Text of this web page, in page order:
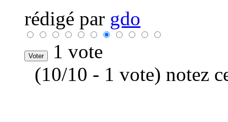
rédigé par gdo
1 vote
(10/10 - 1 vote) notez